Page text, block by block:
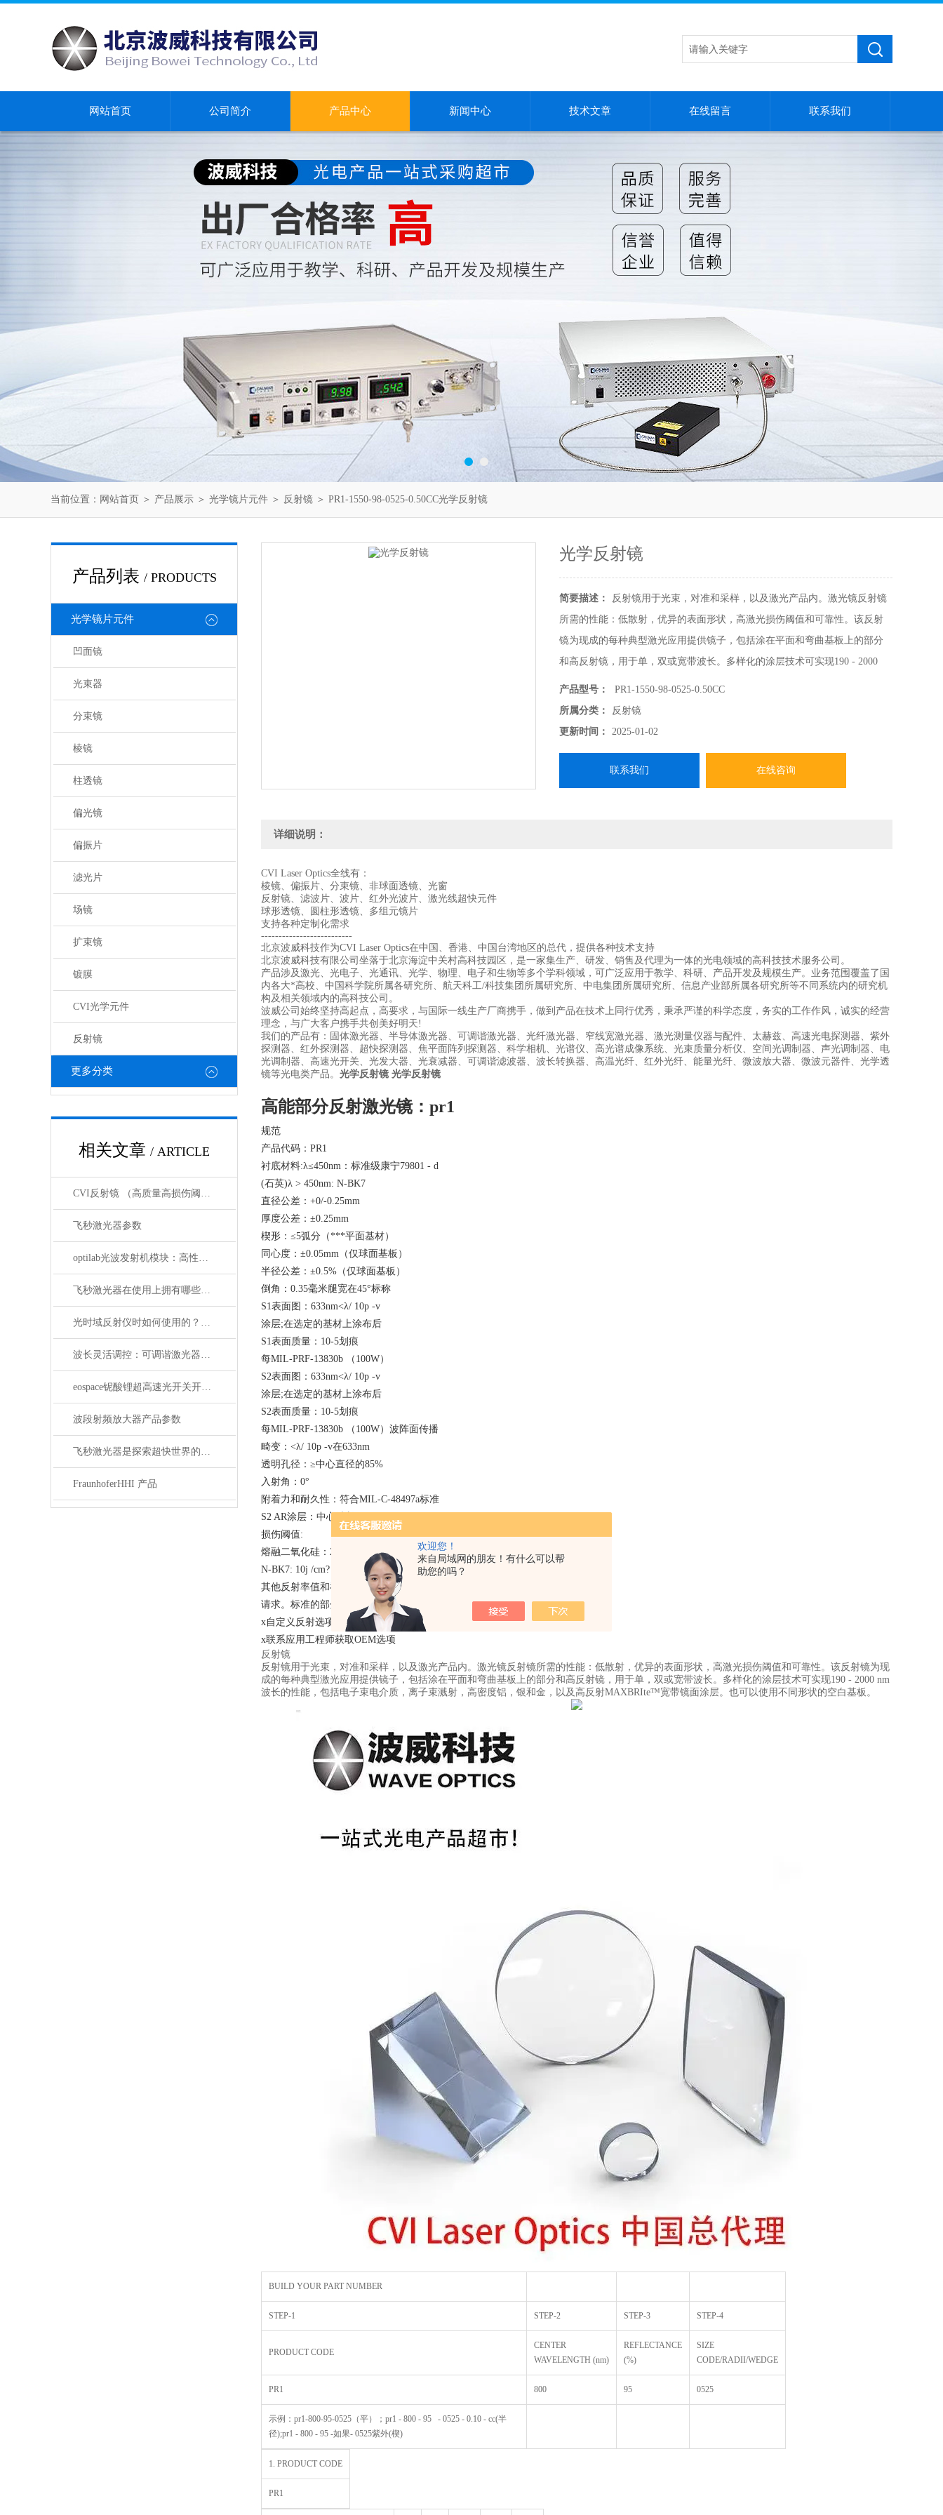
欢迎您！
来自局域网的朋友！有什么可以帮
助您的吗？
网站首页 公司简介 产品中心 新闻中心 技术文章 在线留言 联系我们
当前位置： 网站首页 ＞ 产品展示 ＞ 光学镜片元件 ＞ 反射镜 ＞ PR1-1550-98-0525-0.50CC光学反射镜
产品列表 / PRODUCTS
光学镜片元件
凹面镜
光束器
分束镜
棱镜
柱透镜
偏光镜
偏振片
滤光片
场镜
扩束镜
镀膜
CVI光学元件
反射镜
更多分类
相关文章 / ARTICLE
CVI反射镜 （高质量高损伤阈值反射镜）产品介绍
飞秒激光器参数
optilab光波发射机模块：高性能通信的核心组件
飞秒激光器在使用上拥有哪些特点？
光时域反射仪时如何使用的？使用时又要注意哪些事项？
波长灵活调控：可调谐激光器在WDM系统中的应用解析
eospace铌酸锂超高速光开关开启通信新时代
波段射频放大器产品参数
飞秒激光器是探索超快世界的利器
FraunhoferHHI 产品
光学反射镜
简要描述：
反射镜用于光束，对准和采样，以及激光产品内。激光镜反射镜
所需的性能：低散射，优异的表面形状，高激光损伤阈值和可靠性。该反射
镜为现成的每种典型激光应用提供镜子，包括涂在平面和弯曲基板上的部分
和高反射镜，用于单，双或宽带波长。多样化的涂层技术可实现190 - 2000
nm波长的性能，包括电子束电介质，离子束溅射，高密度铝，银和金，以及
高反射宽带镜面涂层。光学反射镜
产品型号：
PR1-1550-98-0525-0.50CC
所属分类：
反射镜
更新时间：
2025-01-02
联系我们 在线咨询
详细说明：
CVI Laser Optics全线有：
棱镜、偏振片、分束镜、非球面透镜、光窗
反射镜、滤波片、波片、红外光波片、激光线超快元件
球形透镜、圆柱形透镜、多组元镜片
支持各种定制化需求
--------------------------
北京波威科技作为CVI Laser Optics在中国、香港、中国台湾地区的总代，提供各种技术支持
北京波威科技有限公司坐落于北京海淀中关村高科技园区，是一家集生产、研发、销售及代理为一体的光电领域的高科技技术服务公司。
产品涉及激光、光电子、光通讯、光学、物理、电子和生物等多个学科领域，可广泛应用于教学、科研、产品开发及规模生产。业务范围覆盖了国
内各大*高校、中国科学院所属各研究所、航天科工/科技集团所属研究所、中电集团所属研究所、信息产业部所属各研究所等不同系统内的研究机
构及相关领域内的高科技公司。
波威公司始终坚持高起点，高要求，与国际一线生产厂商携手，做到产品在技术上同行优秀，秉承严谨的科学态度，务实的工作作风，诚实的经营
理念，与广大客户携手共创美好明天!
我们的产品有：固体激光器、半导体激光器、可调谐激光器、光纤激光器、窄线宽激光器、激光测量仪器与配件、太赫兹、高速光电探测器、紫外
探测器、红外探测器、超快探测器、焦平面阵列探测器、科学相机、光谱仪、高光谱成像系统、光束质量分析仪、空间光调制器、声光调制器、电
光调制器、高速光开关、光发大器、光衰减器、可调谐滤波器、波长转换器、高温光纤、红外光纤、能量光纤、微波放大器、微波元器件、光学透
镜等光电类产品。 光学反射镜 光学反射镜
高能部分反射激光镜：pr1
规范
产品代码：PR1
衬底材料:λ≤450nm：标准级康宁79801 - d
(石英)λ > 450nm: N-BK7
直径公差：+0/-0.25mm
厚度公差：±0.25mm
楔形：≤5弧分（***平面基材）
同心度：±0.05mm（仅球面基板）
半径公差：±0.5%（仅球面基板）
倒角：0.35毫米腿宽在45°标称
S1表面图：633nm<λ/ 10p -v
涂层;在选定的基材上涂布后
S1表面质量：10-5划痕
每MIL-PRF-13830b （100W）
S2表面图：633nm<λ/ 10p -v
涂层;在选定的基材上涂布后
S2表面质量：10-5划痕
每MIL-PRF-13830b （100W）波阵面传播
畸变：<λ/ 10p -v在633nm
透明孔径：≥中心直径的85%
入射角：0°
附着力和耐久性：符合MIL-C-48497a标准
S2 AR涂层：中心波长R≤0.25%
损伤阈值:
熔融二氧化硅：20j /cm?，20ns, 20Hz, 1064nm
N-BK7: 10j /cm?，20ns, 20Hz, 1064nm
其他反射率值和衬底尺寸可根据
请求。标准的部分反射器有一层防反射涂层在***个表面上。
x自定义反射选项从10%到***
x联系应用工程师获取OEM选项
反射镜
反射镜用于光束，对准和采样，以及激光产品内。激光镜反射镜所需的性能：低散射，优异的表面形状，高激光损伤阈值和可靠性。该反射镜为现
成的每种典型激光应用提供镜子，包括涂在平面和弯曲基板上的部分和高反射镜，用于单，双或宽带波长。多样化的涂层技术可实现190 - 2000 nm
波长的性能，包括电子束电介质，离子束溅射，高密度铝，银和金，以及高反射MAXBRIte™宽带镜面涂层。也可以使用不同形状的空白基板。
BUILD YOUR PART NUMBER
STEP-1 STEP-2 STEP-3 STEP-4
PRODUCT CODE
CENTER
WAVELENGTH (nm)
REFLECTANCE
(%)
SIZE
CODE/RADII/WEDGE
PR1 800 95 0525
示例：pr1-800-95-0525（平）；pr1 - 800 - 95 - 0525 - 0.10 - cc(半
径);pr1 - 800 - 95 -如果- 0525紫外(楔)
1. PRODUCT CODE
PR1